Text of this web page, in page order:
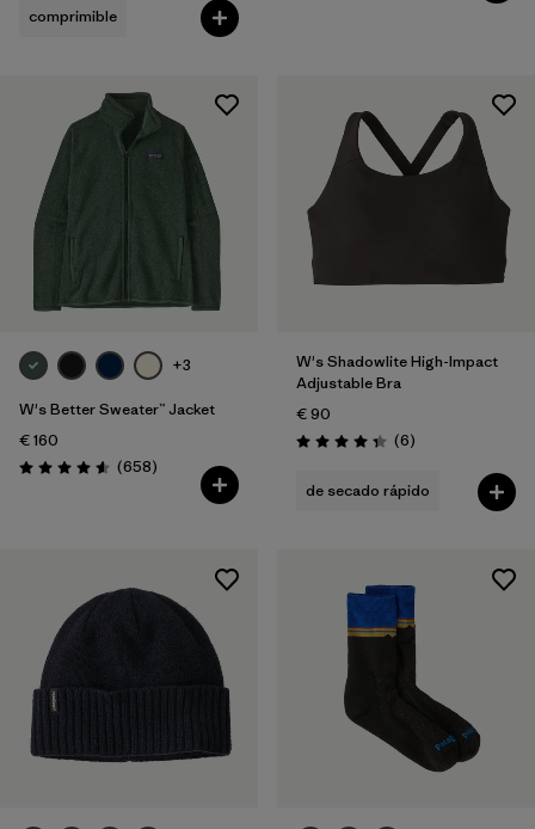
comprimible
+3
W's Better Sweater™ Jacket
€ 160
Puntuación: 4.6 / 5
(658Reseñas
)
W's Shadowlite High-Impact
Adjustable Bra
€ 90
Puntuación: 4.3 / 5
(6Reseñas
)
de secado rápido